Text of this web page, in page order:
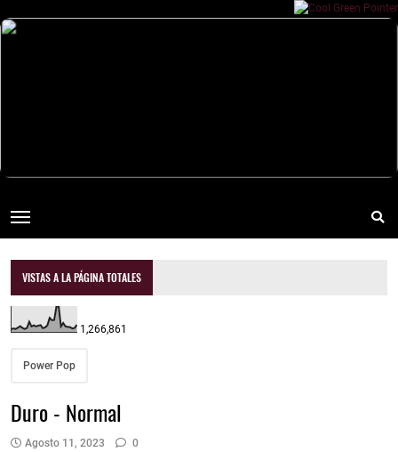
VISTAS A LA PÁGINA TOTALES
1,266,861
Power Pop
Duro - Normal
Agosto 11, 2023 0